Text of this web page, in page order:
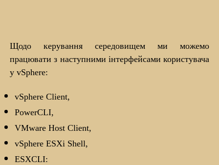
Щодо керування середовищем ми можемо
працювати з наступними інтерфейсами користувача
у vSphere:
vSphere Client,
PowerCLI,
VMware Host Client,
vSphere ESXi Shell,
ESXCLI: